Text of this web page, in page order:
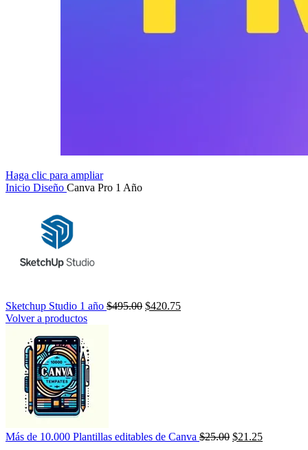
Haga clic para ampliar
Inicio Diseño Canva Pro 1 Año
Sketchup Studio 1 año $495.00 $420.75
Volver a productos
Más de 10.000 Plantillas editables de Canva $25.00 $21.25